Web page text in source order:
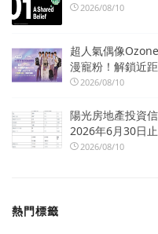
2026/08/10
超人氣偶像
漫寵粉！解鎖近
2026/08/10
陽光房地產投資
2026年6月30日
2026/08/10
熱門標籤